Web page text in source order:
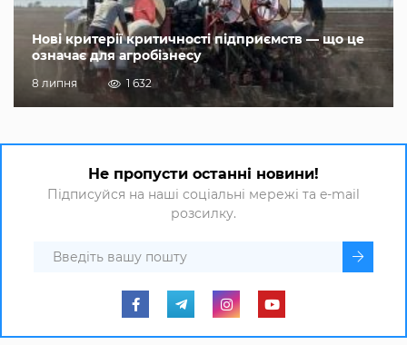
Нові критерії критичності підприємств — що це
означає для агробізнесу
8 липня 1 632
Не пропусти останні новини!
Підписуйся на наші соціальні мережі та e-mail
розсилку.